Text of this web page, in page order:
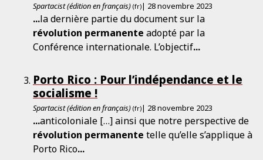
Spartacist (édition en français) (fr)| 28 novembre 2023
...la dernière partie du document sur la
révolution permanente adopté par la
Conférence internationale. L’objectif...
Porto Rico : Pour l’indépendance et le
socialisme !
Spartacist (édition en français) (fr)| 28 novembre 2023
...anticoloniale […] ainsi que notre perspective de
révolution permanente telle qu’elle s’applique à
Porto Rico...